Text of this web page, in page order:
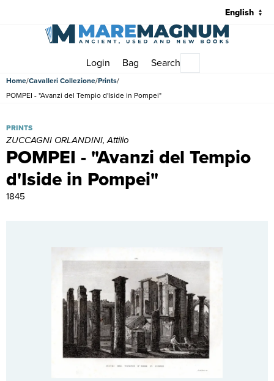
Login Bag Search
Home Cavalleri Collezione Prints
POMPEI - "Avanzi del Tempio d'Iside in Pompei"
POMPEI - "Avanzi del Tempio
d'Iside in Pompei"
POMPEI - "Avanzi del Tempio d'Iside in Pompei" | Prints |
PRINTS
ZUCCAGNI ORLANDINI, Attilio
1845